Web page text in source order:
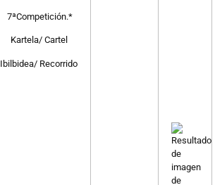
7ªCompetición.*
Kartela/ Cartel
Ibilbidea/ Recorrido